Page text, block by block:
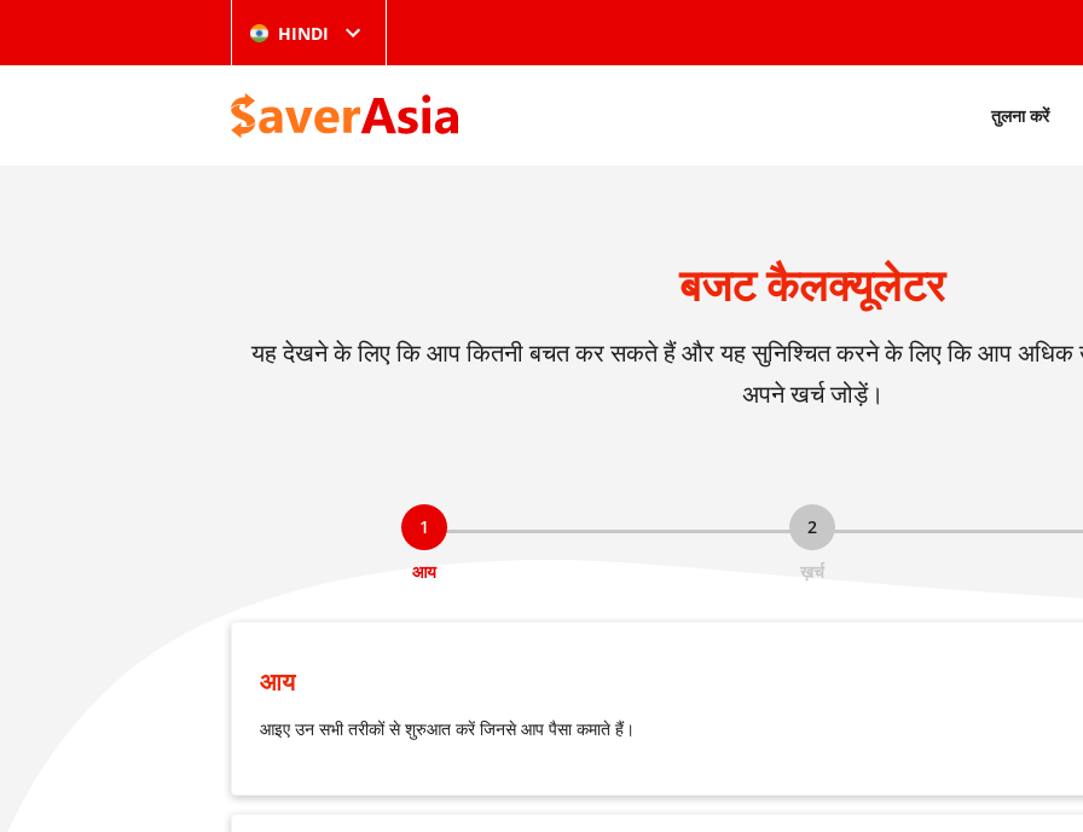
HINDI
तुलना करें
बजट कैलक्यूलेटर
यह देखने के लिए कि आप कितनी बचत कर सकते हैं और यह सुनिश्चित करने के लिए कि आप अधिक
अपने खर्च जोड़ें।
आय
1
ख़र्च
2
आय
आइए उन सभी तरीकों से शुरुआत करें जिनसे आप पैसा कमाते हैं।